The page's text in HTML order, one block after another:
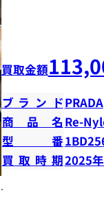
買取金額
ブランドPRADA
商品名 Re-
型番
買取時期2025